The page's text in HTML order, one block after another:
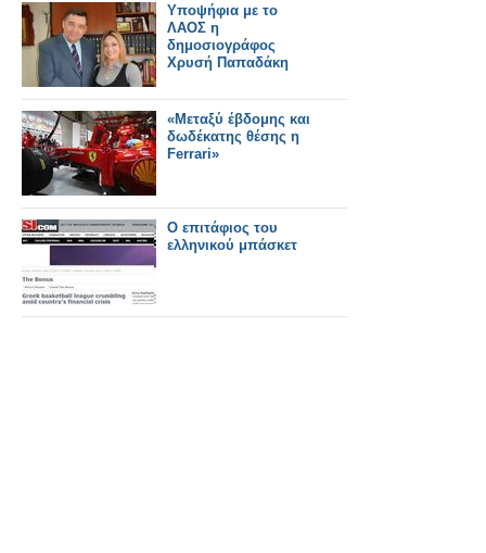
Υποψήφια με το
ΛΑΟΣ η
δημοσιογράφος
Χρυσή Παπαδάκη
«Μεταξύ έβδομης και
δωδέκατης θέσης η
Ferrari»
Ο επιτάφιος του
ελληνικού μπάσκετ